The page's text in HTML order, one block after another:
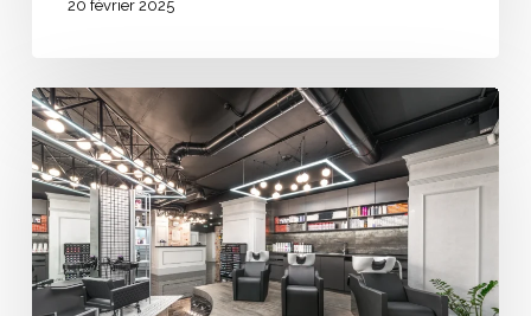
20 février 2025
Instituts
de
beauté
et
salons
de